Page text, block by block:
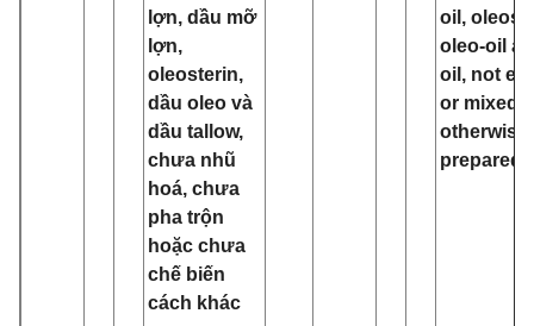
lợn, dầu mỡ
lợn,
oleosterin,
dầu oleo và
dầu tallow,
chưa nhũ
hoá, chưa
pha trộn
hoặc chưa
chế biến
cách khác
oil,
oleo‑oil
oil, not
or mixed
otherwise
prepared.